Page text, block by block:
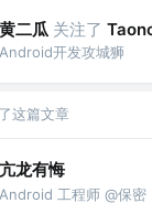
黄二瓜 关注了
Android开发攻城狮
这篇文章
亢龙有悔
Android 工程师 @保密